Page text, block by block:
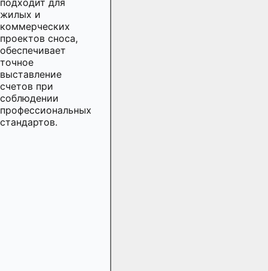
жилых и
коммерческих
проектов сноса,
обеспечивает
точное
выставление
счетов при
соблюдении
профессиональных
стандартов.